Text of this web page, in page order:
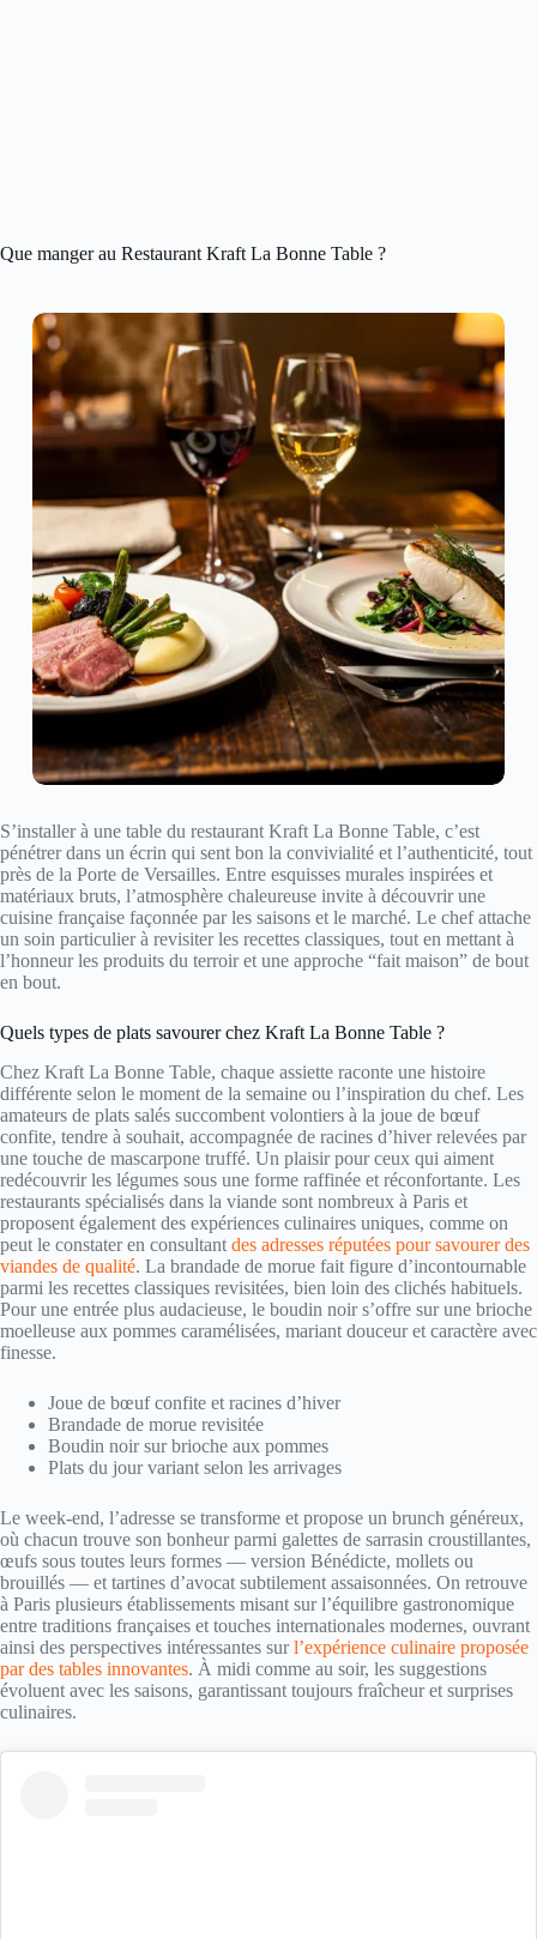
Que manger au Restaurant Kraft La Bonne Table ?
S’installer à une table du restaurant Kraft La Bonne Table, c’est
pénétrer dans un écrin qui sent bon la convivialité et l’authenticité, tout
près de la Porte de Versailles. Entre esquisses murales inspirées et
matériaux bruts, l’atmosphère chaleureuse invite à découvrir une
cuisine française façonnée par les saisons et le marché. Le chef attache
un soin particulier à revisiter les recettes classiques, tout en mettant à
l’honneur les produits du terroir et une approche “fait maison” de bout
en bout.
Quels types de plats savourer chez Kraft La Bonne Table ?
Chez Kraft La Bonne Table, chaque assiette raconte une histoire
différente selon le moment de la semaine ou l’inspiration du chef. Les
amateurs de plats salés succombent volontiers à la joue de bœuf
confite, tendre à souhait, accompagnée de racines d’hiver relevées par
une touche de mascarpone truffé. Un plaisir pour ceux qui aiment
redécouvrir les légumes sous une forme raffinée et réconfortante. Les
restaurants spécialisés dans la viande sont nombreux à Paris et
proposent également des expériences culinaires uniques, comme on
peut le constater en consultant des adresses réputées pour savourer des
viandes de qualité. La brandade de morue fait figure d’incontournable
parmi les recettes classiques revisitées, bien loin des clichés habituels.
Pour une entrée plus audacieuse, le boudin noir s’offre sur une brioche
moelleuse aux pommes caramélisées, mariant douceur et caractère avec
finesse.
Joue de bœuf confite et racines d’hiver
Brandade de morue revisitée
Boudin noir sur brioche aux pommes
Plats du jour variant selon les arrivages
Le week-end, l’adresse se transforme et propose un brunch généreux,
où chacun trouve son bonheur parmi galettes de sarrasin croustillantes,
œufs sous toutes leurs formes — version Bénédicte, mollets ou
brouillés — et tartines d’avocat subtilement assaisonnées. On retrouve
à Paris plusieurs établissements misant sur l’équilibre gastronomique
entre traditions françaises et touches internationales modernes, ouvrant
ainsi des perspectives intéressantes surl’expérience culinaire proposée
par des tables innovantes. À midi comme au soir, les suggestions
évoluent avec les saisons, garantissant toujours fraîcheur et surprises
culinaires.